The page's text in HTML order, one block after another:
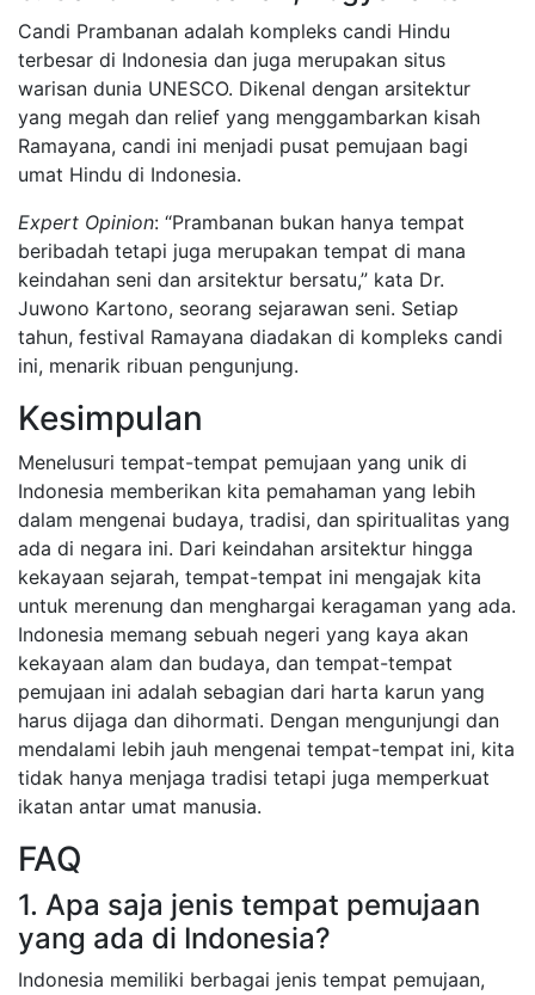
Candi Prambanan adalah kompleks candi Hindu
terbesar di Indonesia dan juga merupakan situs
warisan dunia UNESCO. Dikenal dengan arsitektur
yang megah dan relief yang menggambarkan kisah
Ramayana, candi ini menjadi pusat pemujaan bagi
umat Hindu di Indonesia.
Expert Opinion: “Prambanan bukan hanya tempat
beribadah tetapi juga merupakan tempat di mana
keindahan seni dan arsitektur bersatu,” kata Dr.
Juwono Kartono, seorang sejarawan seni. Setiap
tahun, festival Ramayana diadakan di kompleks candi
ini, menarik ribuan pengunjung.
Kesimpulan
Menelusuri tempat-tempat pemujaan yang unik di
Indonesia memberikan kita pemahaman yang lebih
dalam mengenai budaya, tradisi, dan spiritualitas yang
ada di negara ini. Dari keindahan arsitektur hingga
kekayaan sejarah, tempat-tempat ini mengajak kita
untuk merenung dan menghargai keragaman yang ada.
Indonesia memang sebuah negeri yang kaya akan
kekayaan alam dan budaya, dan tempat-tempat
pemujaan ini adalah sebagian dari harta karun yang
harus dijaga dan dihormati. Dengan mengunjungi dan
mendalami lebih jauh mengenai tempat-tempat ini, kita
tidak hanya menjaga tradisi tetapi juga memperkuat
ikatan antar umat manusia.
FAQ
1. Apa saja jenis tempat pemujaan
yang ada di Indonesia?
Indonesia memiliki berbagai jenis tempat pemujaan,